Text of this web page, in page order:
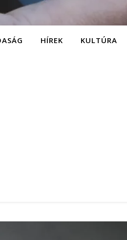
HÍREK KULTÚRA